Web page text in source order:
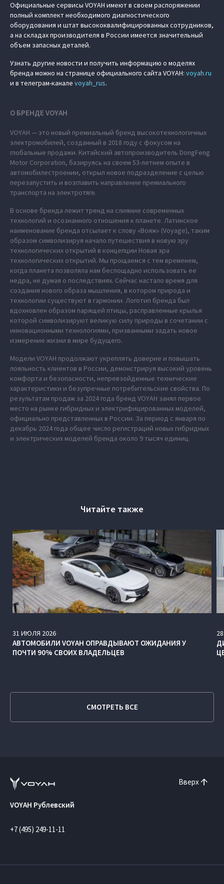
Официальные сервисы VOYAH имеют в своем распоряжении
полный комплект необходимого диагностического
оборудования и штат высококвалифицированных сотрудников,
а на складах производителя в России имеется значительный
объем запасных деталей.
Узнать другие новости и получить информацию о моделях
бренда можно на странице официального сайта VOYAH: voyah.ru
и в телеграм-канале voyah_rus.
О БРЕНДЕ VOYAH
VOYAH — это новый премиальный бренд высокотехнологичных
электромобилей, созданный в 2018 году с фокусом на
глобальные продажи. Китайский автопроизводитель DongFeng
Motor Corporation, базируясь на своем 53-летнем опыте в
автомобилестроении, открыл новое подразделение с целью
перезапустить и возглавить направление премиального
транспорта на электротяге.
В основе бренда лежит тренд на слияние современных
технологий и осознанного отношения к планете. Латинское
наименование бренда отсылает к слову «Вояж» (Voyage), таким
образом символизируя начало путешествия в новую эру
технологических открытий в концепции Новая эра
технологических открытий. Мы прощаемся с тем временем,
когда планета позволяла нам беспощадно использовать ее
недра, не думая о последствиях. Сейчас настало время для
создания нового образа мышления, в котором природа и
технологии существуют в гармонии. Логотип бренда был
вдохновлен образом парящей птицы, расправленные крылья
которой символизируют великую силу природы в сочетании с
инновационными технологиями, призванными задать новое
измерение жизни в мире будущего.
Модели VOYAH продолжают укреплять доверие и повышать
лояльность клиентов в России, демонстрируя высокий уровень
комфорта и безопасности, непревзойденные технические
характеристики и безупречные потребительские свойства. По
результатам продаж за 2024 года бренд VOYAH занял первое
место на рынке гибридных и электрифицированных моделей,
официально представленных в России. За период с января по
декабрь 2024 года общее число регистраций новых гибридных
и электрических моделей бренда около 9 тысяч единиц.
Читайте также
31 ИЮЛЯ 2026
АВТОМОБИЛИ VOYAH ОПРАВДЫВАЮТ ОЖИДАНИЯ У
ПОЧТИ 90% СВОИХ ВЛАДЕЛЬЦЕВ
28
СМОТРЕТЬ ВСЕ
Вверх
VOYAH Рублевский
+7 (495) 249-11-11